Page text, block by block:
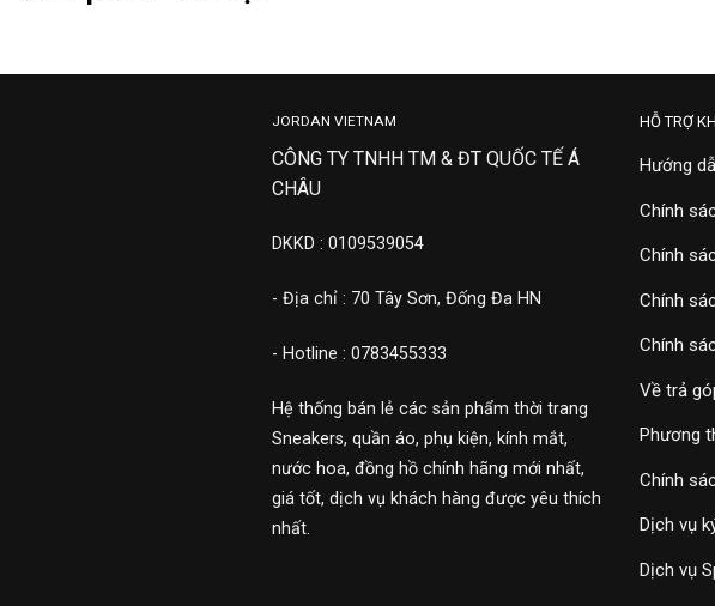
JORDAN VIETNAM
CÔNG TY TNHH TM & ĐT QUỐC TẾ Á
CHÂU
DKKD : 0109539054
- Địa chỉ : 70 Tây Sơn, Đống Đa HN
- Hotline : 0783455333
Hệ thống bán lẻ các sản phẩm thời trang
Sneakers, quần áo, phụ kiện, kính mắt,
nước hoa, đồng hồ chính hãng mới nhất,
giá tốt, dịch vụ khách hàng được yêu thích
nhất.
HỖ TRỢ
Hướng
Chính
Chính
Chính
Chính
Về trả
Phương
Chính
Dịch vụ
Dịch vụ